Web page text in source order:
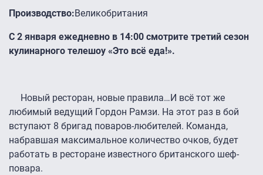
Производство:Великобритания
С 2 января ежедневно в 14:00 смотрите третий сезон
кулинарного телешоу «Это всё еда!».
Новый ресторан, новые правила…И всё тот же
любимый ведущий Гордон Рамзи. На этот раз в бой
вступают 8 бригад поваров-любителей. Команда,
набравшая максимальное количество очков, будет
работать в ресторане известного британского шеф-
повара.